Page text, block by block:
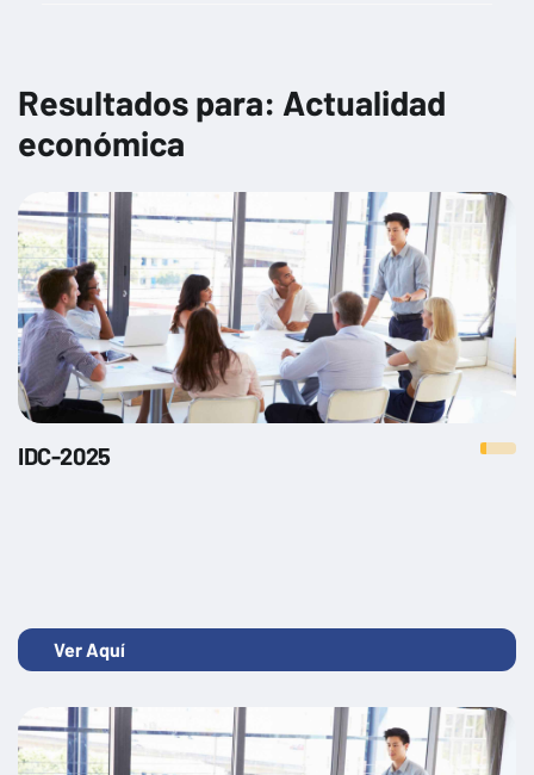
Herramientas digitales para la productividad
Impacto de las nuevas regulaciones en diferentes sectores
Impacto social y corporativo
Marketing Digital
Normativas y regulaciones de comercio exterior
Opciones de financiamiento para empresas
Preparación para la búsqueda de inversores
Protección de datos y privacidad
Seguridad cibernética para no especialistas
Resultados para: Actualidad
económica
IDC-2025
Ver Aquí